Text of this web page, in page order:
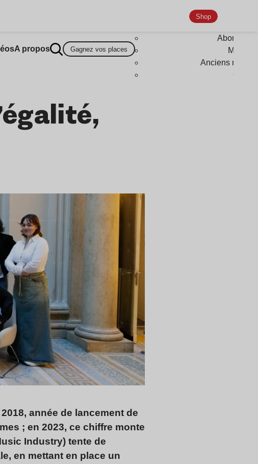
A propos Gagnez vos places
Shop
Anciens
2018, année de lancement de
; en 2023, ce chiffre monte
Industry) tente de
en mettant en place un